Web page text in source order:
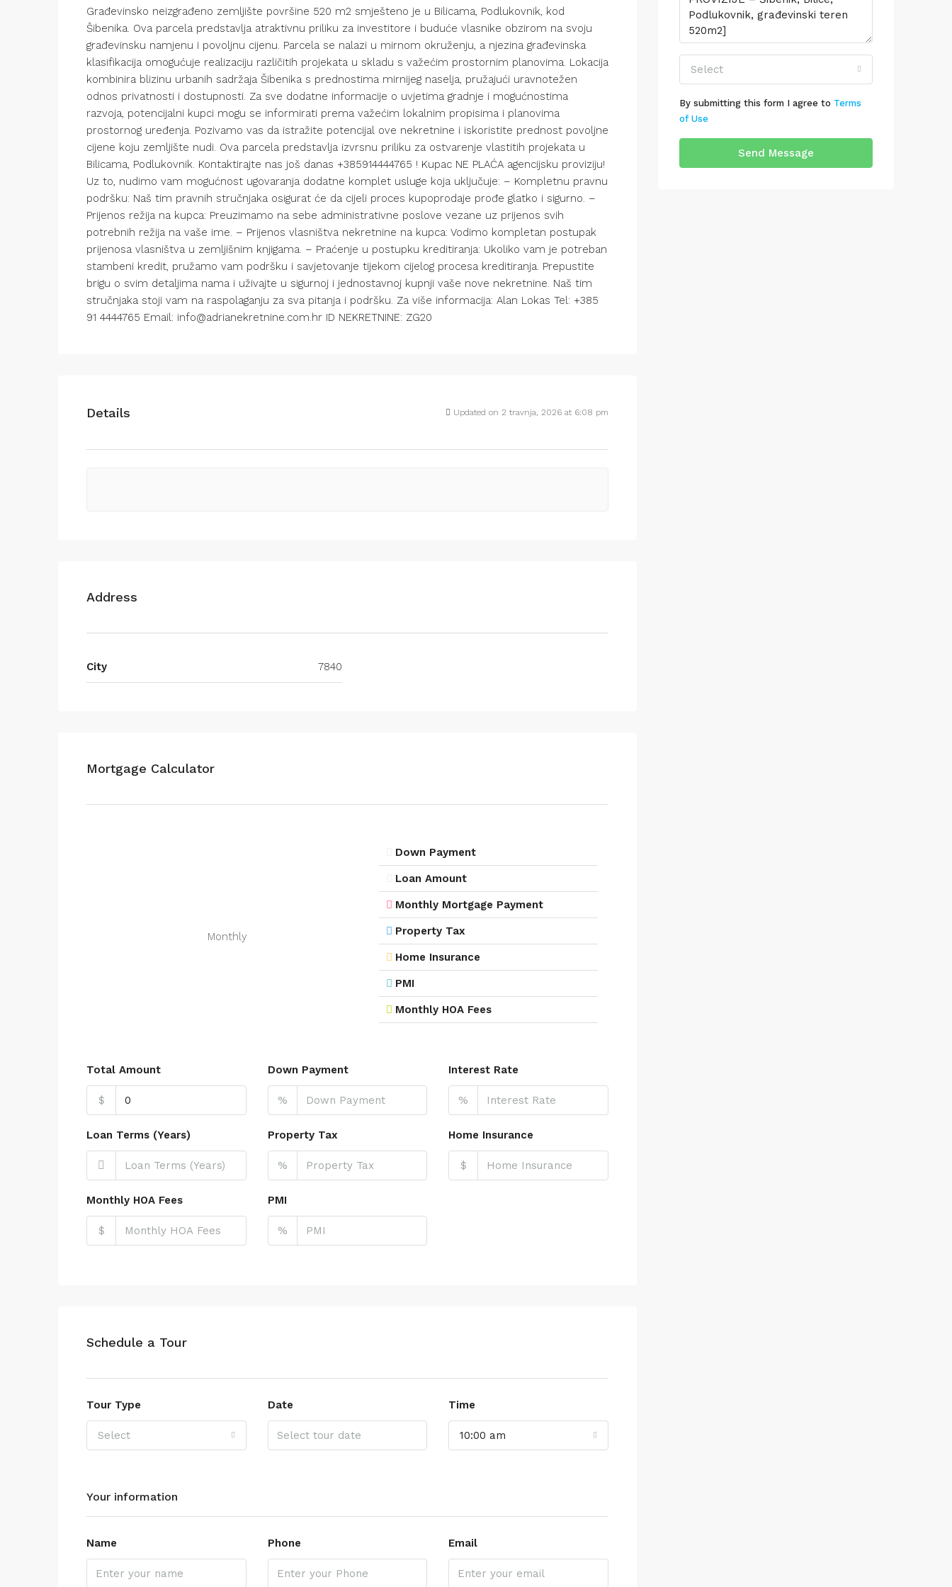
Građevinsko neizgrađeno zemljište površine 520 m2 smješteno je u Bilicama, Podlukovnik, kod
Šibenika. Ova parcela predstavlja atraktivnu priliku za investitore i buduće vlasnike obzirom na svoju
građevinsku namjenu i povoljnu cijenu. Parcela se nalazi u mirnom okruženju, a njezina građevinska
klasifikacija omogućuje realizaciju različitih projekata u skladu s važećim prostornim planovima. Lokacija
kombinira blizinu urbanih sadržaja Šibenika s prednostima mirnijeg naselja, pružajući uravnotežen
odnos privatnosti i dostupnosti. Za sve dodatne informacije o uvjetima gradnje i mogućnostima
razvoja, potencijalni kupci mogu se informirati prema važećim lokalnim propisima i planovima
prostornog uređenja. Pozivamo vas da istražite potencijal ove nekretnine i iskoristite prednost povoljne
cijene koju zemljište nudi. Ova parcela predstavlja izvrsnu priliku za ostvarenje vlastitih projekata u
Bilicama, Podlukovnik. Kontaktirajte nas još danas +385914444765 ! Kupac NE PLAĆA agencijsku proviziju!
Uz to, nudimo vam mogućnost ugovaranja dodatne komplet usluge koja uključuje: – Kompletnu pravnu
podršku: Naš tim pravnih stručnjaka osigurat će da cijeli proces kupoprodaje prođe glatko i sigurno. –
Prijenos režija na kupca: Preuzimamo na sebe administrativne poslove vezane uz prijenos svih
potrebnih režija na vaše ime. – Prijenos vlasništva nekretnine na kupca: Vodimo kompletan postupak
prijenosa vlasništva u zemljišnim knjigama. – Praćenje u postupku kreditiranja: Ukoliko vam je potreban
stambeni kredit, pružamo vam podršku i savjetovanje tijekom cijelog procesa kreditiranja. Prepustite
brigu o svim detaljima nama i uživajte u sigurnoj i jednostavnoj kupnji vaše nove nekretnine. Naš tim
stručnjaka stoji vam na raspolaganju za sva pitanja i podršku. Za više informacija: Alan Lokas Tel: +385
91 4444765 Email: info@adrianekretnine.com.hr ID NEKRETNINE: ZG20
Details Updated on 2 travnja, 2026 at 6:08 pm
Address
City 7840
Mortgage Calculator
Monthly
Down Payment
Loan Amount
Monthly Mortgage Payment
Property Tax
Home Insurance
PMI
Monthly HOA Fees
Total Amount
$
Down Payment
%
Interest Rate
%
Loan Terms (Years) Property Tax
%
Home Insurance
$
Monthly HOA Fees
$
PMI
%
Schedule a Tour
Tour Type
Select
Date Time
10:00 am
Your information
Name Phone Email
Select
By submitting this form I agree to Terms
of Use
Send Message